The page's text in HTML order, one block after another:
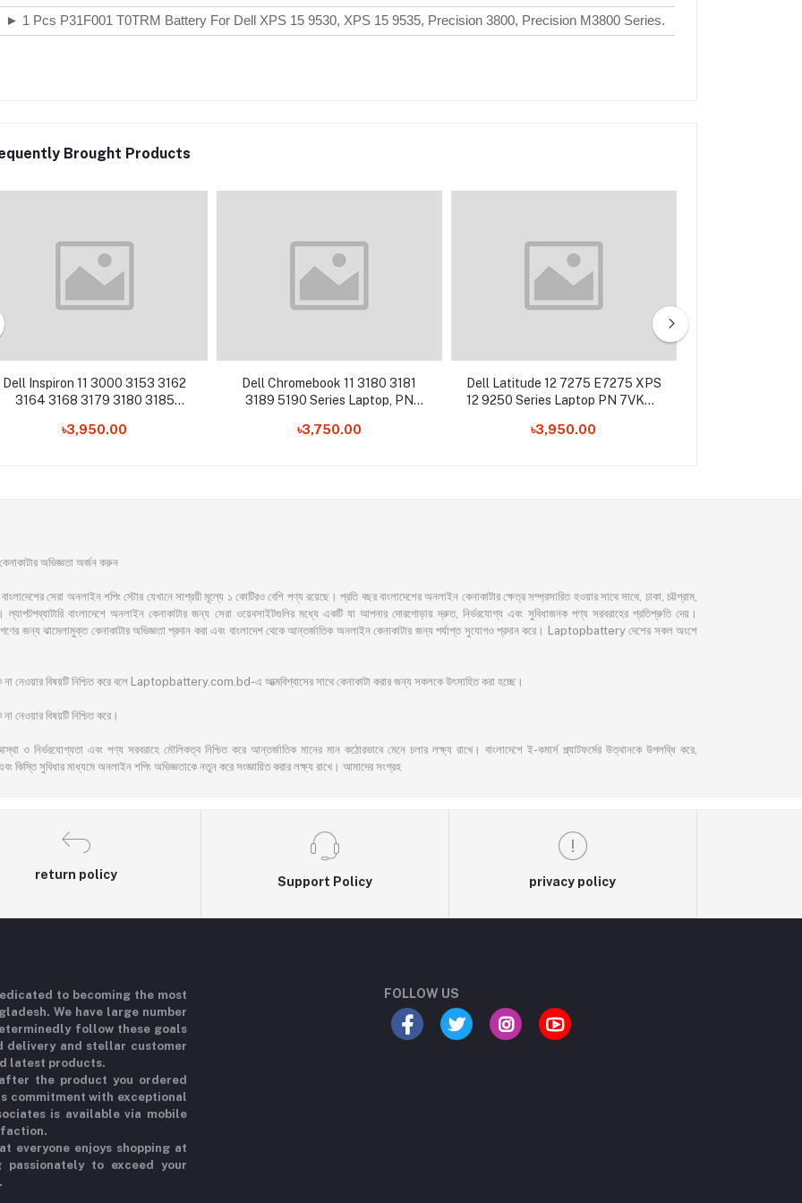
► 1 Pcs P31F001 T0TRM Battery For Dell XPS 15 9530, XPS 15 9535, Precision 3800, Precision M3800 Series.
Brought Products
Dell Inspiron 11 3000 3153 3162
3164 3168 3179 3180 3185
00JV6J Laptop Battery
৳3,950.00
Dell Chromebook 11 3180 3181
3189 5190 Series Laptop, PN
৳3,750.00
Dell Latitude 12 7275 E7275 XPS
12 9250 Series Laptop PN 7VKV9
৳3,950.00
অভিজ্ঞতা অর্জন করুন
সেরা অনলাইন শপিং স্টোর যেখানে সাশ্রয়ী মূল্যে ১ কোটিরও বেশি পণ্য রয়েছে। প্রতি বছর বাংলাদেশের অনলাইন কেনাকাটার ক্ষেত্র সম্প্রসারিত হওয়ার সাথে সাথে, ঢাকা, চট্টগ্রাম,
বাংলাদেশে অনলাইন কেনাকাটার জন্য সেরা ওয়েবসাইটগুলির মধ্যে একটি যা আপনার দোরগোড়ায় দ্রুত, নির্ভরযোগ্য এবং সুবিধাজনক পণ্য সরবরাহের প্রতিশ্রুতি দেয়।
জন্য ঝামেলামুক্ত কেনাকাটার অভিজ্ঞতা প্রদান করা এবং বাংলাদেশ থেকে আন্তর্জাতিক অনলাইন কেনাকাটার জন্য পর্যাপ্ত সুযোগও প্রদান করে। Laptopbattery দেশের সকল অংশে
না নেওয়ার বিষয়টি নিশ্চিত করে বলে Laptopbattery.com.bd-এ আত্মবিশ্বাসের সাথে কেনাকাটা করার জন্য সকলকে উৎসাহিত করা হচ্ছে।
নেওয়ার বিষয়টি নিশ্চিত করে।
ও নির্ভরযোগ্যতা এবং পণ্য সরবরাহে মৌলিকত্ব নিশ্চিত করে আন্তর্জাতিক মানের মান কঠোরভাবে মেনে চলার লক্ষ্য রাখে। বাংলাদেশে ই-কমার্স প্ল্যাটফর্মের উত্থানকে উপলব্ধি করে,
কিস্তি সুবিধার মাধ্যমে অনলাইন শপিং অভিজ্ঞতাকে নতুন করে সংজ্ঞায়িত করার লক্ষ্য রাখে। আমাদের সংগ্রহ
return policy
Support Policy privacy policy
to becoming the most
We have large number
follow these goals
delivery and stellar customer
latest products.
the product you ordered
commitment with exceptional
is available via mobile
everyone enjoys shopping at
to exceed your
FOLLOW US